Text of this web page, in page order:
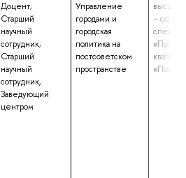
Доцент;
Старший
научный
сотрудник;
Старший
научный
сотрудник,
Заведующий
центром
Управление
городами и
городская
политика на
постсоветском
пространстве
высшее
–